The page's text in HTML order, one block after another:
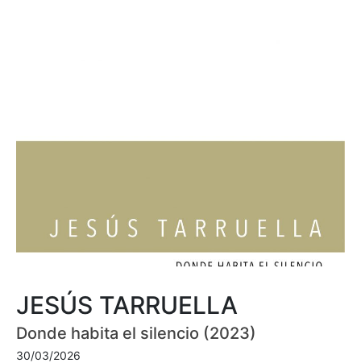
JESÚS TARRUELLA
Donde habita el silencio (2023)
30/03/2026